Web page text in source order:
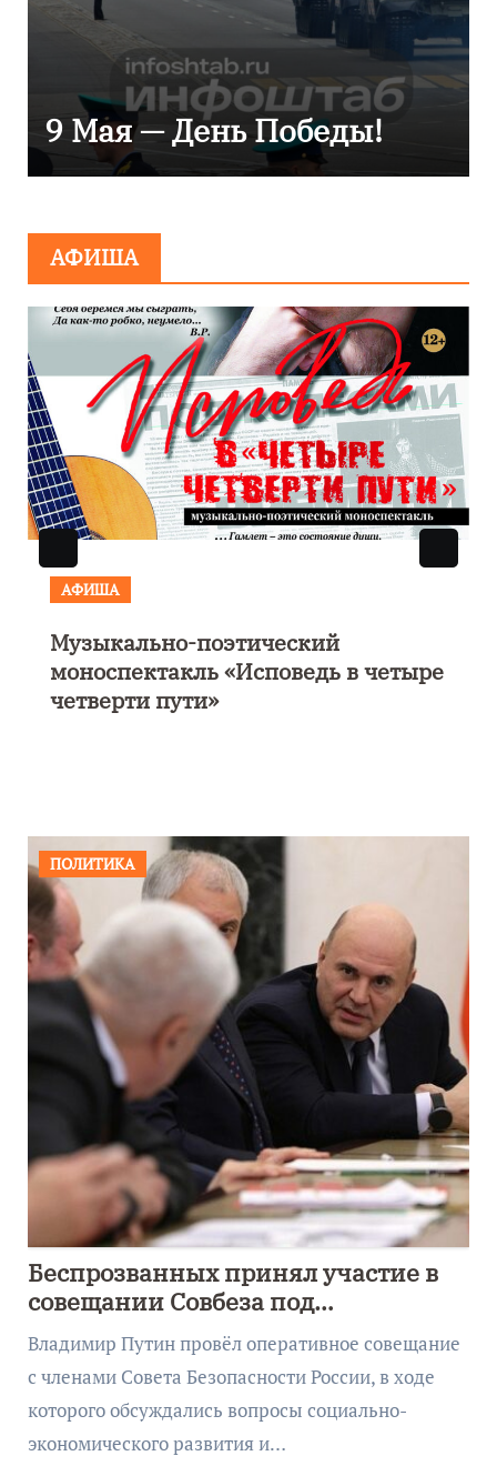
Уникальное северное
сияние запечатлели над
Балтикой
АФИША
АФИША
Музыкально-поэтический
моноспектакль «Исповедь в четыре
четверти пути»
ПОЛИТИКА
Беспрозванных принял участие в
совещании Совбеза под
руководством Путина
Владимир Путин провёл оперативное совещание
с членами Совета Безопасности России, в ходе
которого обсуждались вопросы социально-
экономического развития и…